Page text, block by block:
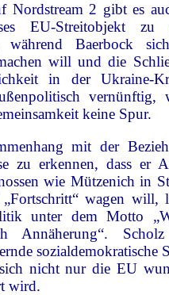
2 gibt es
EU-Streitobjekt zu
während Baerbock
will und die
in der Ukraine-
vernünftig,
keine Spur.
mit der
zu erkennen, dass er
wie Mützenich in
wagen will,
unter dem Motto
Annäherung“.
nicht nur die EU
wird.